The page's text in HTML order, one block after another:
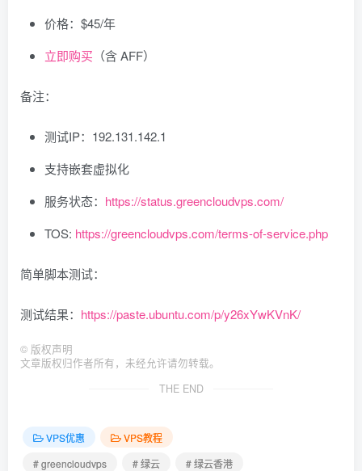
价格：$45/年
立即购买 （含 AFF）
备注：
测试IP：192.131.142.1
支持嵌套虚拟化
服务状态： https://status.greencloudvps.com/
TOS: https://greencloudvps.com/terms-of-service.php
简单脚本测试：
测试结果： https://paste.ubuntu.com/p/y26xYwKVnK/
© 版权声明
文章版权归作者所有，未经允许请勿转载。
THE END
VPS优惠
VPS教程
# greencloudvps
# 绿云 # 绿云香港